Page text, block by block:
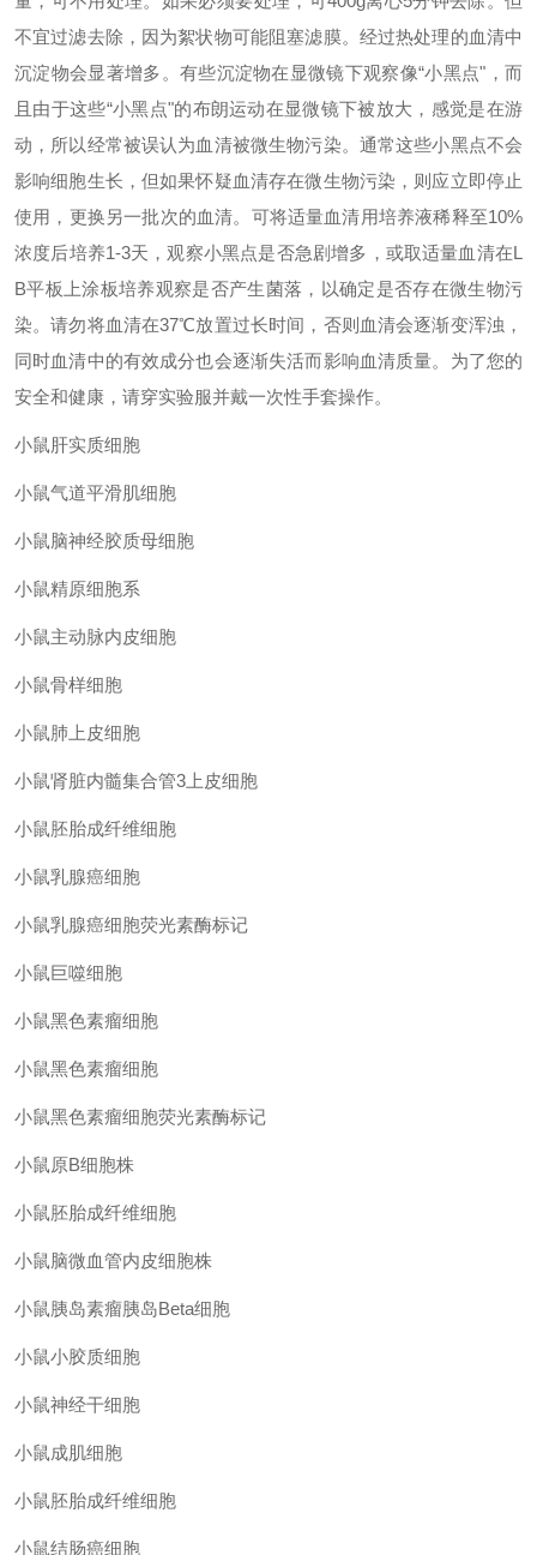
不宜过滤去除，因为絮状物可能阻塞滤膜。 经过热处理的血清中
沉淀物会显著增多。有些沉淀物在显微镜下观察像“小黑点"，而
且由于这些“小黑点"的布朗运动在显微镜下被放大，感觉是在游
动，所以经常被误认为血清被微生物污染。通常这些小黑点不会
影响细胞生长，但如果怀疑血清存在微生物污染，则应立即停止
使用，更换另一批次的血清。可将适量血清用培养液稀释至10%
浓度后培养1-3天，观察小黑点是否急剧增多，或取适量血清在L
B平板上涂板培养观察是否产生菌落，以确定是否存在微生物污
染。请勿将血清在37℃放置过长时间，否则血清会逐渐变浑浊，
同时血清中的有效成分也会逐渐失活而影响血清质量。 为了您的
安全和健康，请穿实验服并戴一次性手套操作。
小鼠肝实质细胞
小鼠气道平滑肌细胞
小鼠脑神经胶质母细胞
小鼠精原细胞系
小鼠主动脉内皮细胞
小鼠骨样细胞
小鼠肺上皮细胞
小鼠肾脏内髓集合管3上皮细胞
小鼠胚胎成纤维细胞
小鼠乳腺癌细胞
小鼠乳腺癌细胞荧光素酶标记
小鼠巨噬细胞
小鼠黑色素瘤细胞
小鼠黑色素瘤细胞
小鼠黑色素瘤细胞荧光素酶标记
小鼠原B细胞株
小鼠胚胎成纤维细胞
小鼠脑微血管内皮细胞株
小鼠胰岛素瘤胰岛Beta细胞
小鼠小胶质细胞
小鼠神经干细胞
小鼠成肌细胞
小鼠胚胎成纤维细胞
小鼠结肠癌细胞